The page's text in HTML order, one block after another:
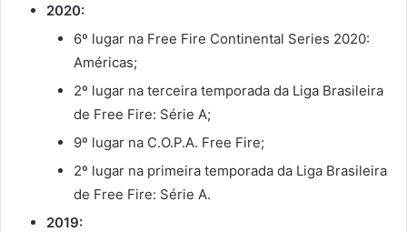
2020:
6º lugar na Free Fire Continental Series 2020:
Américas;
2º lugar na terceira temporada da Liga Brasileira
de Free Fire: Série A;
9º lugar na C.O.P.A. Free Fire;
2º lugar na primeira temporada da Liga Brasileira
de Free Fire: Série A.
2019: